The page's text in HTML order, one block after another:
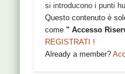
si introducono i punti
Questo contenuto è
come" Accesso
REGISTRATI !
Already a member?